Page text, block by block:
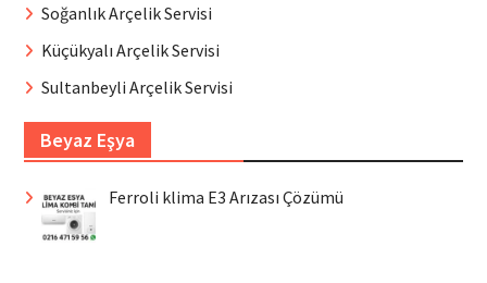
Soğanlık Arçelik Servisi
Küçükyalı Arçelik Servisi
Sultanbeyli Arçelik Servisi
Beyaz Eşya
Ferroli klima E3 Arızası Çözümü